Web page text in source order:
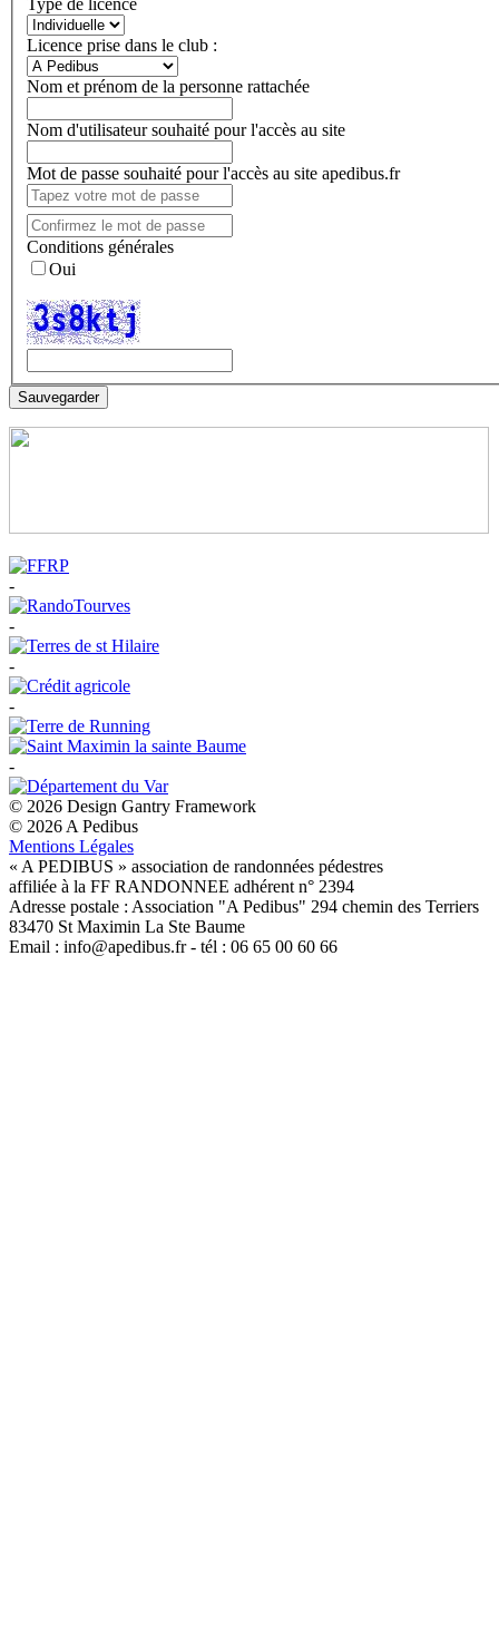
Type de licence
Licence prise dans le club :
Nom et prénom de la personne rattachée
Nom d'utilisateur souhaité pour l'accès au site
Mot de passe souhaité pour l'accès au site apedibus.fr
Conditions générales
Oui
Sauvegarder
-
-
-
-
-
© 2026 Design Gantry Framework
© 2026 A Pedibus
Mentions Légales
« A PEDIBUS » association de randonnées pédestres
affiliée à la FF RANDONNEE adhérent n° 2394
Adresse postale : Association "A Pedibus" 294 chemin des Terriers
83470 St Maximin La Ste Baume
Email : info@apedibus.fr - tél : 06 65 00 60 66